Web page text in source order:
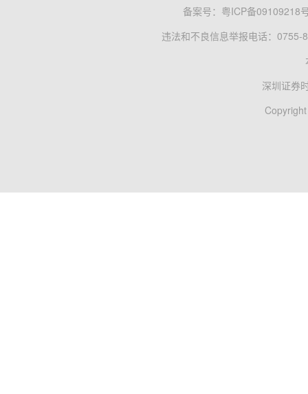
备案号： 粤ICP备09109218
违法和不良信息举报电话：0755-
深圳证券